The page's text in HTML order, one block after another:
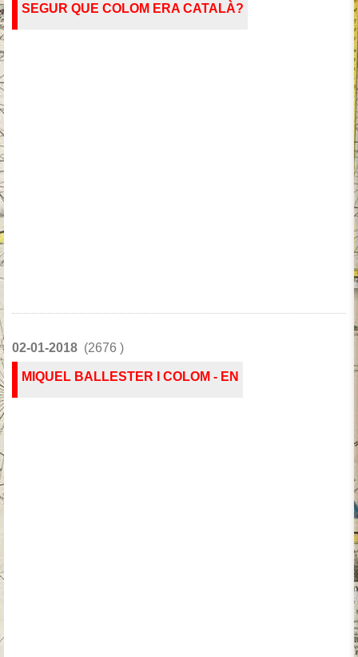
SEGUR QUE COLOM ERA CATALÀ?
02-01-2018 (2676 )
MIQUEL BALLESTER I COLOM - EN